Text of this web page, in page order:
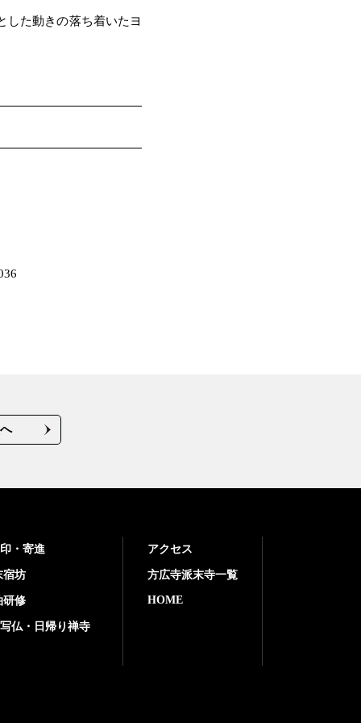
した動きの落ち着いたヨ
・寄進
宿坊
研修
仏・日帰り禅寺
アクセス
方広寺派末寺一覧
HOME